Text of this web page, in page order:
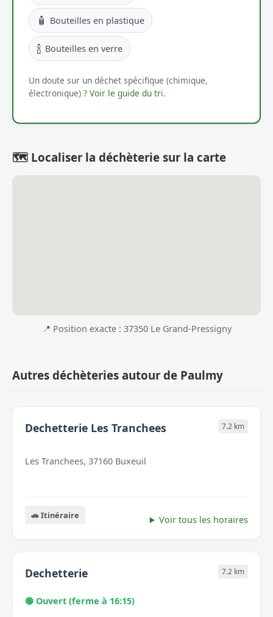
🧴 Bouteilles en plastique
🍾 Bouteilles en verre
Un doute sur un déchet spécifique (chimique,
électronique) ? Voir le guide du tri.
🗺️ Localiser la déchèterie sur la carte
📍 Position exacte : 37350 Le Grand-Pressigny
Autres déchèteries autour de Paulmy
Dechetterie Les Tranchees 7.2 km
Les Tranchees, 37160 Buxeuil
🚗 Itinéraire Voir tous les horaires
Dechetterie 7.2 km
🟢 Ouvert (ferme à 16:15)